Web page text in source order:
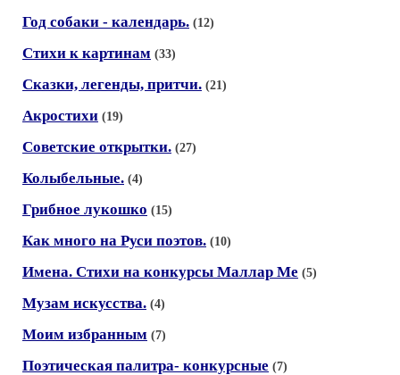
Год собаки - календарь. (12)
Стихи к картинам (33)
Сказки, легенды, притчи. (21)
Акростихи (19)
Советские открытки. (27)
Колыбельные. (4)
Грибное лукошко (15)
Как много на Руси поэтов. (10)
Имена. Стихи на конкурсы Маллар Ме (5)
Музам искусства. (4)
Моим избранным (7)
Поэтическая палитра- конкурсные (7)